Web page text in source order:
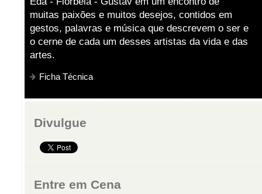
muitas paixões e muitos desejos, contidos em
gestos, palavras e música que descrevem o ser e
o cerne de cada um desses artistas da vida e das
artes.
Ficha Técnica
Divulgue
Entre em Cena